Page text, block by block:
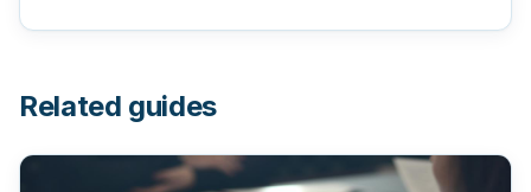
Related guides